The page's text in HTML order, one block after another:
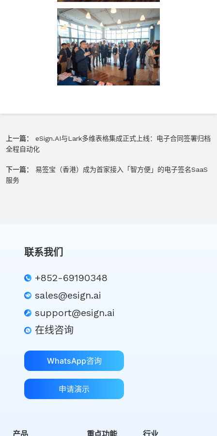
上一篇： eSign.AI与Lark多维表格集成正式上线：电子合同签署归档
全程自动化
下一篇： 易签宝（香港）成为首家接入「智方便」的电子签名SaaS
服务
联系我们
+852-69190348
sales@esign.ai
support@esign.ai
在线咨询
WhatsApp咨询
申请演示